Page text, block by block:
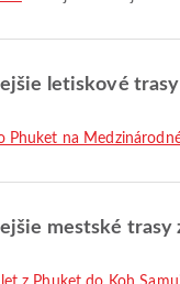
letiskové
Phuket na
mestské trasy